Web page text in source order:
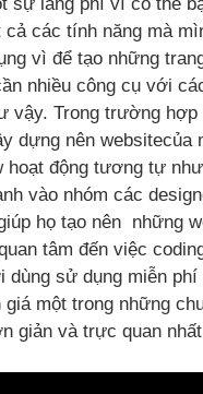
các tính năng mà
vì để tạo những
nhiều công cụ với
vậy. Trong trường hợp
dựng nên websitecủa
hoạt động tương tự
vào nhóm các
họ tạo nên những
tâm đến việc
dùng sử dụng miễn phí
một trong những
giản và trực quan